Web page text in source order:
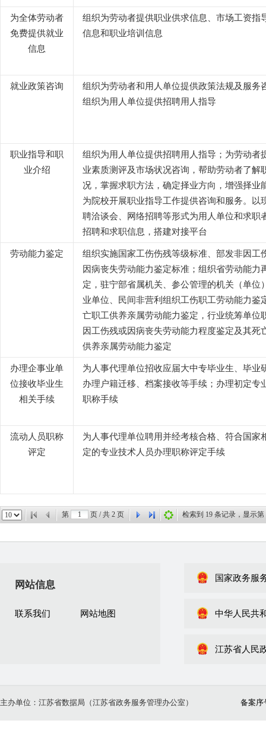
为全体劳动者
免费提供就业
信息
组织为劳动者提供职业供求信息、市场工资指
信息和职业培训信息
就业政策咨询
组织为劳动者和用人单位提供政策法规及服务
组织为用人单位提供招聘用人指导
职业指导和职
业介绍
组织为用人单位提供招聘用人指导；为劳动者
业素质测评及市场状况咨询，帮助劳动者了解
况，掌握求职方法，确定择业方向，增强择业
为院校开展职业指导工作提供咨询和服务。以
聘洽谈会、网络招聘等形式为用人单位和求职
招聘和求职信息，搭建对接平台
劳动能力鉴定
组织实施国家工伤伤残等级标准、部发非因工
因病丧失劳动能力鉴定标准；组织省劳动能力
定，驻宁部省属机关、参公管理的机关（单位
业单位、民间非营利组织工伤职工劳动能力鉴
亡职工供养亲属劳动能力鉴定，行业统筹单位
因工伤残或因病丧失劳动能力程度鉴定及其死
供养亲属劳动能力鉴定
办理企事业单
位接收毕业生
相关手续
为人事代理单位招收应届大中专毕业生、毕业
办理户籍迁移、档案接收等手续；办理初定专
职称手续
流动人员职称
评定
为人事代理单位聘用并经考核合格、符合国家
定的专业技术人员办理职称评定手续
第 页 / 共 2 页 检索到 19 条记录，显示第
网站信息
联系我们 网站地图
国家政务服
中华人民共
江苏省人民
主办单位：江苏省数据局（江苏省政务服务管理办公室） 备案序